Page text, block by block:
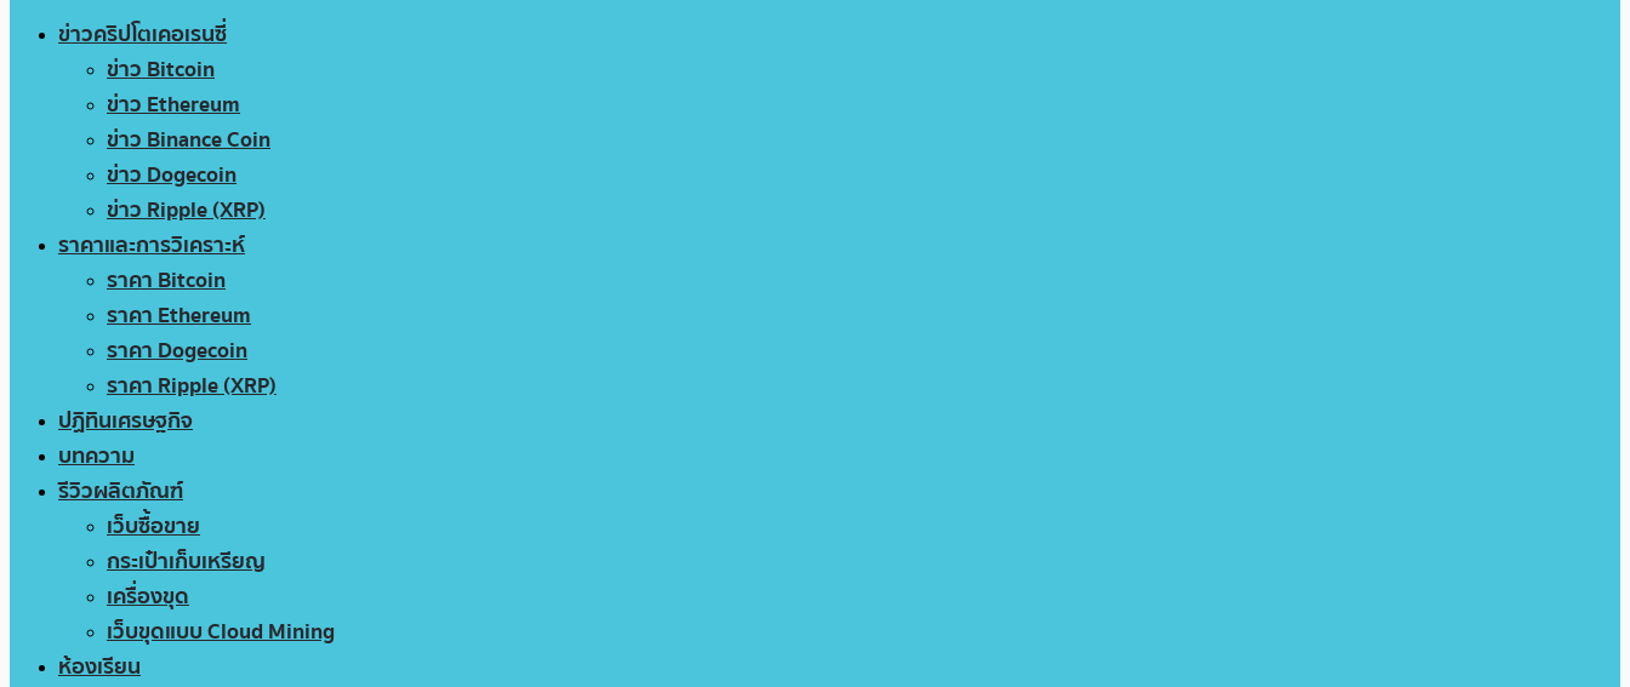
ข่าวคริปโตเคอเรนซี่
ข่าว Bitcoin
ข่าว Ethereum
ข่าว Binance Coin
ข่าว Dogecoin
ข่าว Ripple (XRP)
ราคาและการวิเคราะห์
ราคา Bitcoin
ราคา Ethereum
ราคา Dogecoin
ราคา Ripple (XRP)
ปฏิทินเศรษฐกิจ
บทความ
รีวิวผลิตภัณฑ์
เว็บซื้อขาย
กระเป๋าเก็บเหรียญ
เครื่องขุด
เว็บขุดแบบ Cloud Mining
ห้องเรียน